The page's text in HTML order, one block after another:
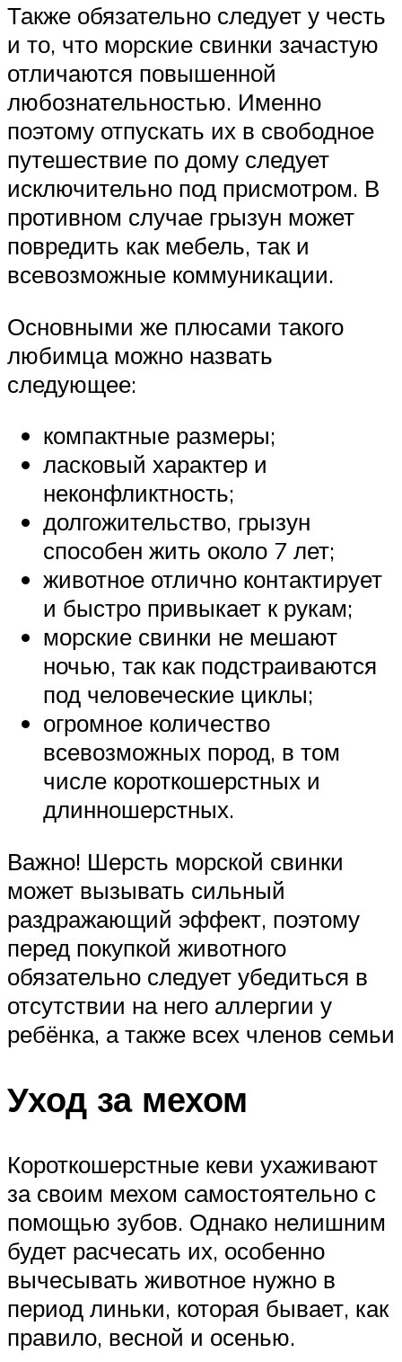
Также обязательно следует у честь
и то, что морские свинки зачастую
отличаются повышенной
любознательностью. Именно
поэтому отпускать их в свободное
путешествие по дому следует
исключительно под присмотром. В
противном случае грызун может
повредить как мебель, так и
всевозможные коммуникации.
Основными же плюсами такого
любимца можно назвать
следующее:
компактные размеры;
ласковый характер и
неконфликтность;
долгожительство, грызун
способен жить около 7 лет;
животное отлично контактирует
и быстро привыкает к рукам;
морские свинки не мешают
ночью, так как подстраиваются
под человеческие циклы;
огромное количество
всевозможных пород, в том
числе короткошерстных и
длинношерстных.
Важно! Шерсть морской свинки
может вызывать сильный
раздражающий эффект, поэтому
перед покупкой животного
обязательно следует убедиться в
отсутствии на него аллергии у
ребёнка, а также всех членов семьи
Уход за мехом
Короткошерстные кеви ухаживают
за своим мехом самостоятельно с
помощью зубов. Однако нелишним
будет расчесать их, особенно
вычесывать животное нужно в
период линьки, которая бывает, как
правило, весной и осенью.